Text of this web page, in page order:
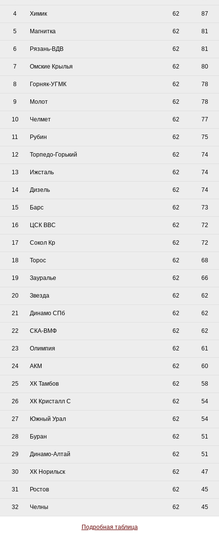
4 Химик 62 87
5 Магнитка 62 81
6 Рязань-ВДВ 62 81
7 Омские Крылья 62 80
8 Горняк-УГМК 62 78
9 Молот 62 78
10 Челмет 62 77
11 Рубин 62 75
12 Торпедо-Горький 62 74
13 Ижсталь 62 74
14 Дизель 62 74
15 Барс 62 73
16 ЦСК ВВС 62 72
17 Сокол Кр 62 72
18 Торос 62 68
19 Зауралье 62 66
20 Звезда 62 62
21 Динамо СПб 62 62
22 СКА-ВМФ 62 62
23 Олимпия 62 61
24 АКМ 62 60
25 ХК Тамбов 62 58
26 ХК Кристалл С 62 54
27 Южный Урал 62 54
28 Буран 62 51
29 Динамо-Алтай 62 51
30 ХК Норильск 62 47
31 Ростов 62 45
32 Челны 62 45
Подробная таблица